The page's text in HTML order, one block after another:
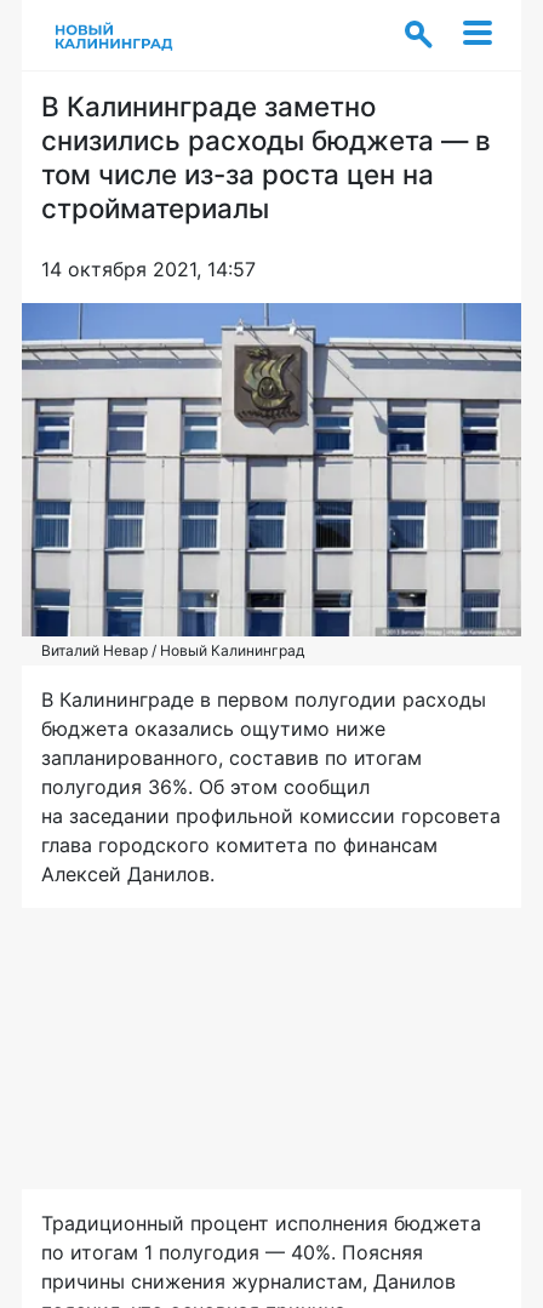
В Калининграде заметно
снизились расходы бюджета — в
том числе из-за роста цен на
стройматериалы
14 октября 2021, 14:57
Виталий Невар / Новый Калининград
В Калининграде в первом полугодии расходы
бюджета оказались ощутимо ниже
запланированного, составив по итогам
полугодия 36%. Об этом сообщил
на заседании профильной комиссии горсовета
глава городского комитета по финансам
Алексей Данилов.
Традиционный процент исполнения бюджета
по итогам 1 полугодия — 40%. Поясняя
причины снижения журналистам, Данилов